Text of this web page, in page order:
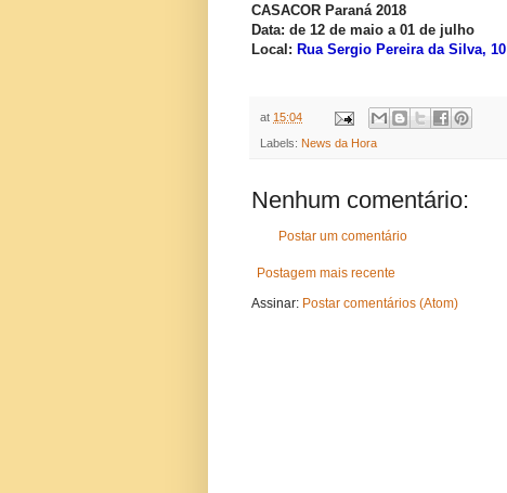
CASACOR Paraná 2018
Data: de 12 de maio a 01 de julho
Local: Rua Sergio Pereira da Silva, 10
at 15:04
Labels: News da Hora
Nenhum comentário:
Postar um comentário
Postagem mais recente
Assinar: Postar comentários (Atom)